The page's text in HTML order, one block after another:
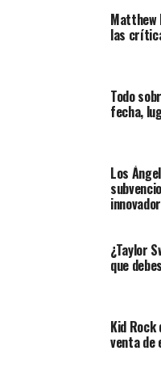
Matthew
las
Todo
fecha,
Los
¿Taylor
que
Kid
venta de